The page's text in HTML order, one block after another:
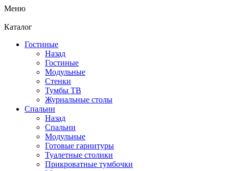
Меню
Каталог
Гостиные
Назад
Гостиные
Модульные
Стенки
Тумбы ТВ
Журнальные столы
Спальни
Назад
Спальни
Модульные
Готовые гарнитуры
Туалетные столики
Прикроватные тумбочки